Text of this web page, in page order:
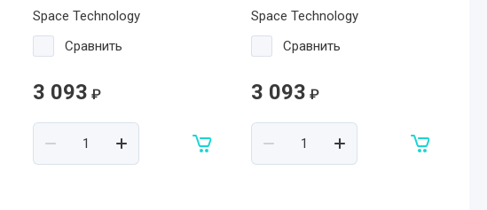
Space Technology
Сравнить
3 093 ₽
Space Technology
Сравнить
3 093 ₽